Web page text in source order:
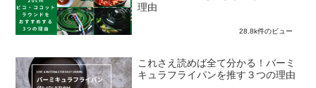
理由
28.8k件のビュー
これさえ読めば全て分かる！バーミ
キュラフライパンを推す３つの理由